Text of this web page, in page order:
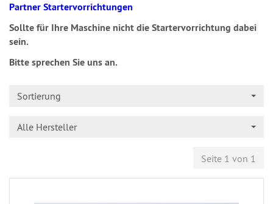
Partner Startervorrichtungen
Sollte für Ihre Maschine nicht die Startervorrichtung dabei
sein.
Bitte sprechen Sie uns an.
Sortierung
Alle Hersteller
Seite 1 von 1